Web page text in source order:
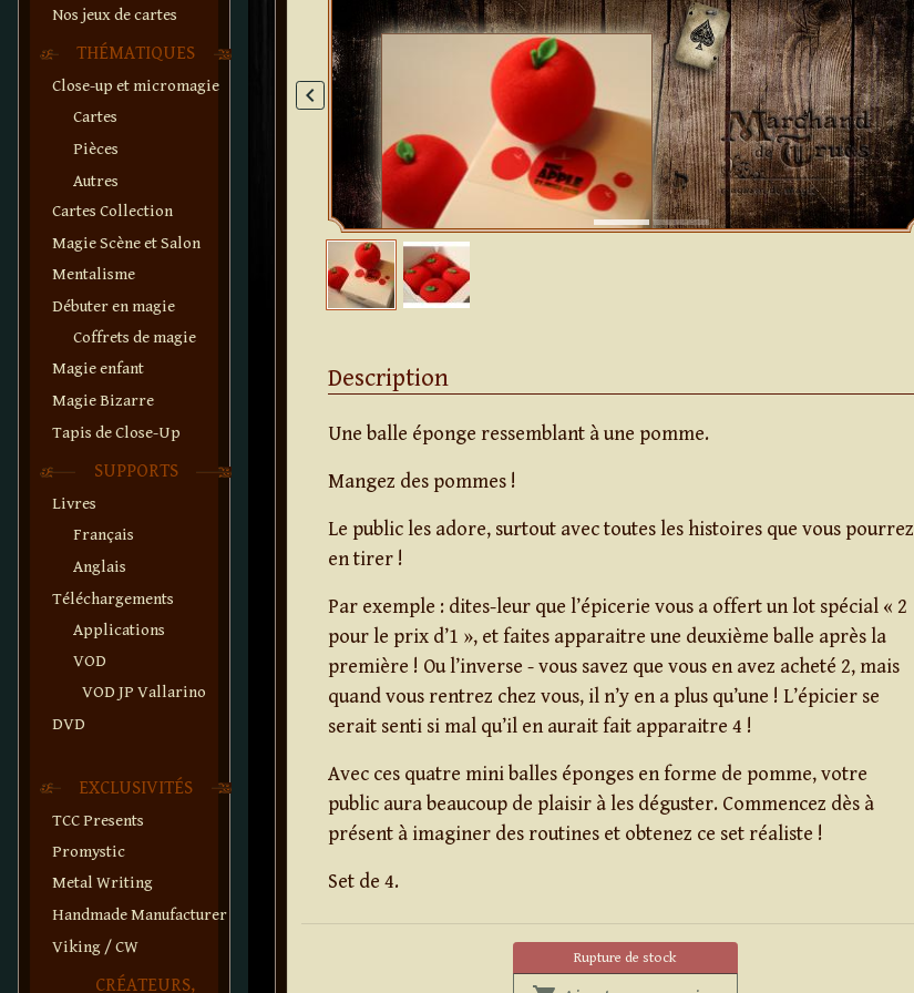
Nos jeux de cartes
THÉMATIQUES
Close-up et micromagie
Cartes
Pièces
Autres
Cartes Collection
Magie Scène et Salon
Mentalisme
Débuter en magie
Coffrets de magie
Magie enfant
Magie Bizarre
Tapis de Close-Up
SUPPORTS
Livres
Français
Anglais
Téléchargements
Applications
VOD
VOD JP Vallarino
DVD
EXCLUSIVITÉS
TCC Presents
Promystic
Metal Writing
Handmade Manufacturer
Viking / CW
CRÉATEURS,
keyboard_arrow_left
Description
Une balle éponge ressemblant à une pomme.
Mangez des pommes !
Le public les adore, surtout avec toutes les histoires que vous pourrez
en tirer !
Par exemple : dites-leur que l’épicerie vous a offert un lot spécial « 2
pour le prix d’1 », et faites apparaitre une deuxième balle après la
première ! Ou l’inverse - vous savez que vous en avez acheté 2, mais
quand vous rentrez chez vous, il n’y en a plus qu’une ! L’épicier se
serait senti si mal qu’il en aurait fait apparaitre 4 !
Avec ces quatre mini balles éponges en forme de pomme, votre
public aura beaucoup de plaisir à les déguster. Commencez dès à
présent à imaginer des routines et obtenez ce set réaliste !
Set de 4.
Rupture de stock